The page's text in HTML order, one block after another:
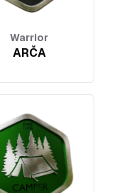
Warrior
ARČA